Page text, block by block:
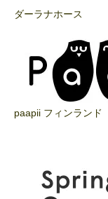
ダーラナホース
paapii フィンランド